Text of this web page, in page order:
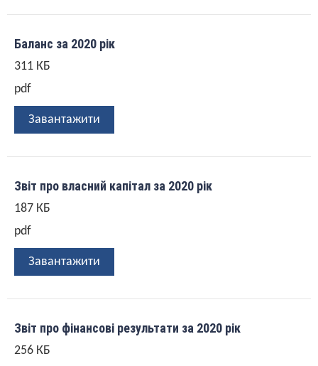
Баланс за 2020 рік
311 КБ
pdf
Завантажити
Звіт про власний капітал за 2020 рік
187 КБ
pdf
Завантажити
Звіт про фінансові результати за 2020 рік
256 КБ